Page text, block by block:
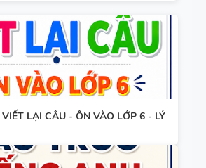
HỌA
FORM -
TIẾNG ANH
11 -
GLOBAL
HỌC KỲ 1 -
CÓ ĐÁP ÁN
BẢNG
WORD
THEO TỪNG
LẠI CÂU - ÔN VÀO LỚP 6 - LÝ